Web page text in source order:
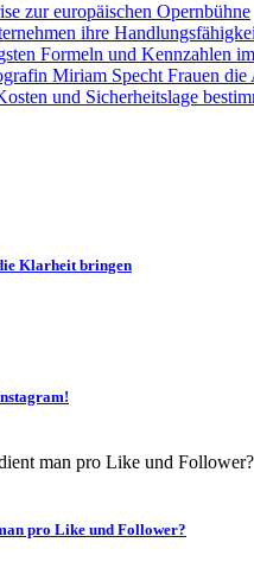
zur europäischen Opernbühne
ihre
Formeln und Kennzahlen
Miriam Specht Frauen die
und Sicherheitslage
Klarheit bringen
pro Like und Follower?